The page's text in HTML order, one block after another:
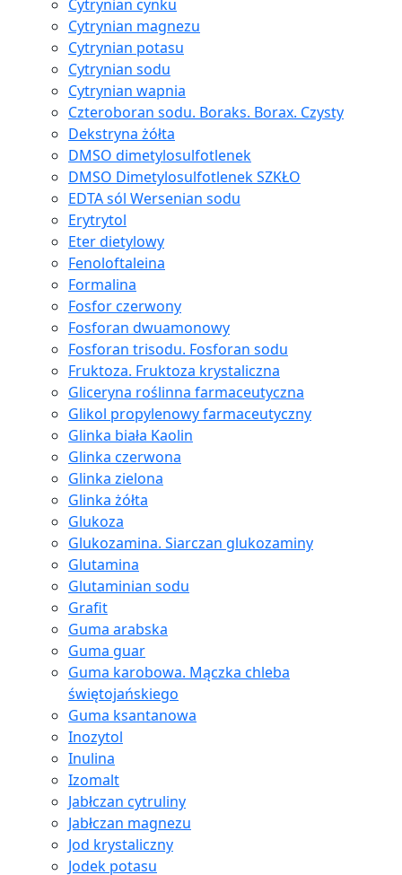
Cytrynian cynku
Cytrynian magnezu
Cytrynian potasu
Cytrynian sodu
Cytrynian wapnia
Czteroboran sodu. Boraks. Borax. Czysty
Dekstryna żółta
DMSO dimetylosulfotlenek
DMSO Dimetylosulfotlenek SZKŁO
EDTA sól Wersenian sodu
Erytrytol
Eter dietylowy
Fenoloftaleina
Formalina
Fosfor czerwony
Fosforan dwuamonowy
Fosforan trisodu. Fosforan sodu
Fruktoza. Fruktoza krystaliczna
Gliceryna roślinna farmaceutyczna
Glikol propylenowy farmaceutyczny
Glinka biała Kaolin
Glinka czerwona
Glinka zielona
Glinka żółta
Glukoza
Glukozamina. Siarczan glukozaminy
Glutamina
Glutaminian sodu
Grafit
Guma arabska
Guma guar
Guma karobowa. Mączka chleba
świętojańskiego
Guma ksantanowa
Inozytol
Inulina
Izomalt
Jabłczan cytruliny
Jabłczan magnezu
Jod krystaliczny
Jodek potasu